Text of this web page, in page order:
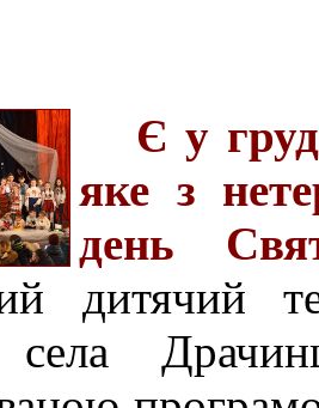
Є у
яке з
день
дитячий
села